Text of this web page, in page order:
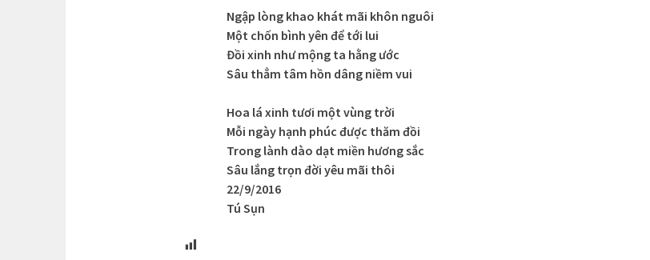
Ngập lòng khao khát mãi khôn nguôi
Một chốn bình yên để tới lui
Đồi xinh như mộng ta hằng ước
Sâu thẳm tâm hồn dâng niềm vui
Hoa lá xinh tươi một vùng trời
Mỗi ngày hạnh phúc được thăm đồi
Trong lành dào dạt miền hương sắc
Sâu lắng trọn đời yêu mãi thôi
22/9/2016
Tú Sụn